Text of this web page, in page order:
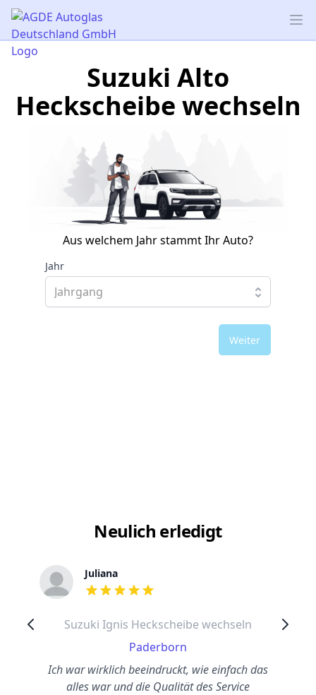
AGDE Autoglas Deutschland GmbH
Suzuki Alto
Heckscheibe wechseln
Aus welchem Jahr stammt Ihr Auto?
Jahr
Weiter
Neulich erledigt
Juliana
out of 5 stars
Suzuki Ignis Heckscheibe wechseln
Paderborn
Ich war wirklich beeindruckt, wie einfach das
alles war und die Qualität des Service